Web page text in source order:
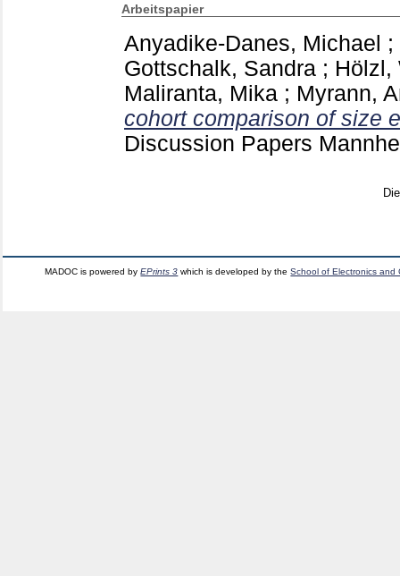
Arbeitspapier
Anyadike-Danes, Michael ;
Gottschalk, Sandra ; Hölzl,
Maliranta, Mika ; Myrann,
cohort comparison of size
Discussion Papers
MADOC is powered byEPrints 3 which is developed by theSchool of Electronics and